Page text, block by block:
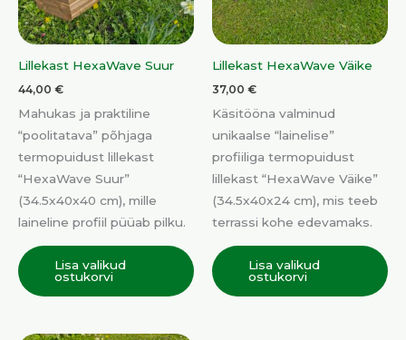
Lillekast HexaWave Suur
44,00 €
Mahukas ja praktiline
“poolitatava” põhjaga
termopuidust lillekast
“HexaWave Suur”
(34.5x40x40 cm), mille
laineline profiil püüab pilku.
Lisa valikud
ostukorvi
Lillekast HexaWave Väike
37,00 €
Käsitööna valminud
unikaalse “lainelise”
profiiliga termopuidust
lillekast “HexaWave Väike”
(34.5x40x24 cm), mis teeb
terrassi kohe edevamaks.
Lisa valikud
ostukorvi